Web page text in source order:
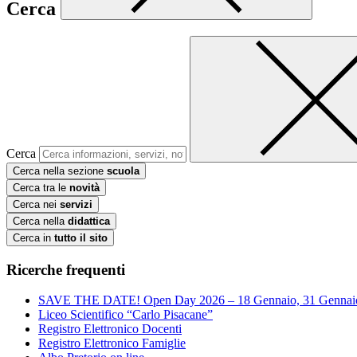
Cerca
Cerca
Cerca nella sezione scuola
Cerca tra le novità
Cerca nei servizi
Cerca nella didattica
Cerca in tutto il sito
Ricerche frequenti
SAVE THE DATE! Open Day 2026 – 18 Gennaio, 31
Liceo Scientifico “Carlo Pisacane”
Registro Elettronico Docenti
Registro Elettronico Famiglie